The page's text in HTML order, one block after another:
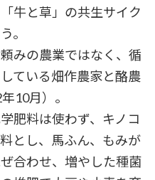
牛と草」の共生サイク
う。
みの農業ではなく、循
ている畑作農家と酪農
10月）。
肥料は使わず、キノコ
とし、馬ふん、もみが
合わせ、増やした種菌